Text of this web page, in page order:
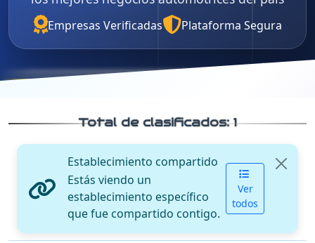
Empresas Verificadas Plataforma Segura
Total de clasificados:1
Establecimiento compartido
Estás viendo un
establecimiento específico
que fue compartido contigo.
Ver
todos